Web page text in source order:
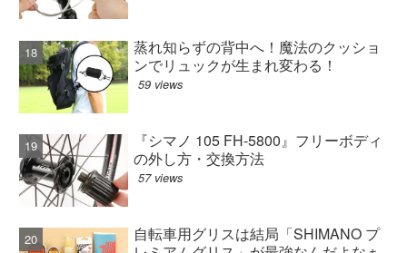
蒸れ知らずの背中へ！魔法のクッショ
ンでリュックが生まれ変わる！
59 views
『シマノ 105 FH-5800』フリーボディ
の外し方・交換方法
57 views
自転車用グリスは結局「SHIMANO プ